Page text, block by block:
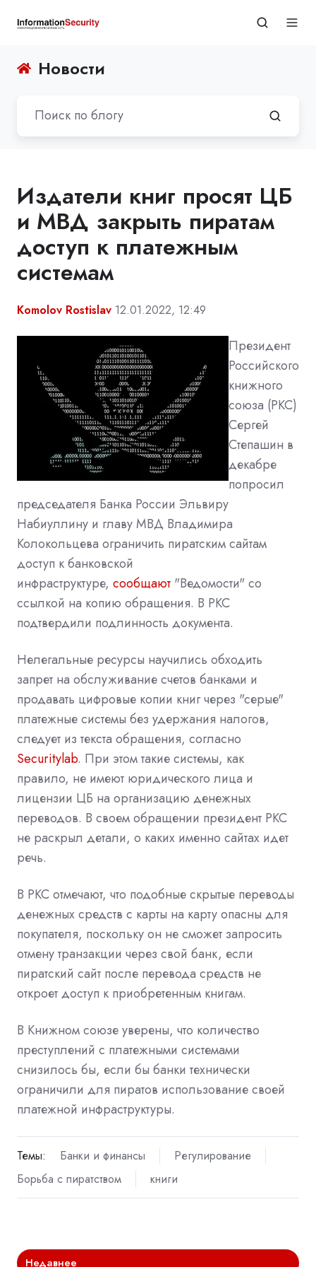
Новости
Издатели книг просят ЦБ
и МВД закрыть пиратам
доступ к платежным
системам
Komolov Rostislav 12.01.2022, 12:49
Президент
Российского
книжного
союза (РКС)
Сергей
Степашин в
декабре
попросил
председателя Банка России Эльвиру
Набиуллину и главу МВД Владимира
Колокольцева ограничить пиратским сайтам
доступ к банковской
инфраструктуре, сообщают "Ведомости" со
ссылкой на копию обращения. В РКС
подтвердили подлинность документа.
Нелегальные ресурсы научились обходить
запрет на обслуживание счетов банками и
продавать цифровые копии книг через "серые"
платежные системы без удержания налогов,
следует из текста обращения, согласно
Securitylab. При этом такие системы, как
правило, не имеют юридического лица и
лицензии ЦБ на организацию денежных
переводов. В своем обращении президент РКС
не раскрыл детали, о каких именно сайтах идет
речь.
В РКС отмечают, что подобные скрытые переводы
денежных средств с карты на карту опасны для
покупателя, поскольку он не сможет запросить
отмену транзакции через свой банк, если
пиратский сайт после перевода средств не
откроет доступ к приобретенным книгам.
В Книжном союзе уверены, что количество
преступлений с платежными системами
снизилось бы, если бы банки технически
ограничили для пиратов использование своей
платежной инфраструктуры.
Темы: Банки и финансы
Регулирование
Борьба с пиратством
книги
Недавнее